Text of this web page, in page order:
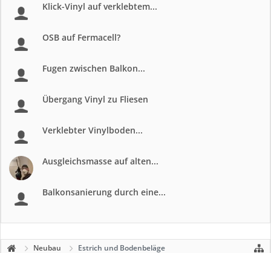
Klick-Vinyl auf verklebtem...
OSB auf Fermacell?
Fugen zwischen Balkon...
Übergang Vinyl zu Fliesen
Verklebter Vinylboden...
Ausgleichsmasse auf alten...
Balkonsanierung durch eine...
Neubau Estrich und Bodenbeläge